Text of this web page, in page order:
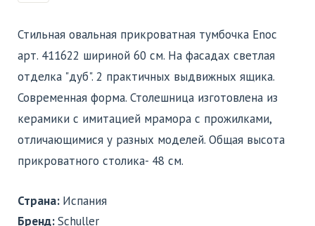
Стильная овальная прикроватная тумбочка Enoc
арт. 411622 шириной 60 см. На фасадах светлая
отделка "дуб". 2 практичных выдвижных ящика.
Современная форма. Столешница изготовлена из
керамики с имитацией мрамора с прожилками,
отличающимися у разных моделей. Общая высота
прикроватного столика- 48 см.
Страна: Испания
Бренд:Schuller